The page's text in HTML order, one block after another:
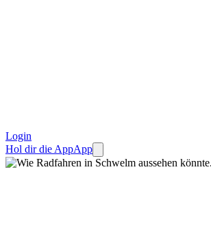
Login
Hol dir die AppApp